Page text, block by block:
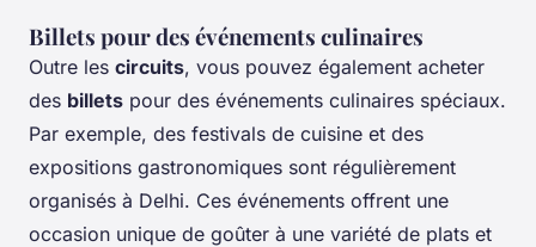
Billets pour des événements culinaires
Outre les circuits, vous pouvez également acheter
des billets pour des événements culinaires spéciaux.
Par exemple, des festivals de cuisine et des
expositions gastronomiques sont régulièrement
organisés à Delhi. Ces événements offrent une
occasion unique de goûter à une variété de plats et